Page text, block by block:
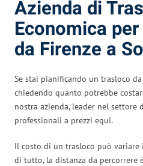
Azienda di
Economica
da Firenze a
Se stai pianificando un trasloco
chiedendo quanto potrebbe
nostra azienda, leader nel settore
professionali a prezzi equi.
Il costo di un trasloco può variare
di tutto, la distanza da percorrere